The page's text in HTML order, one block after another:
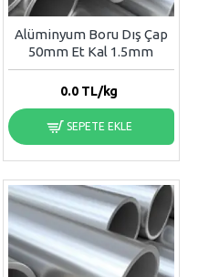
Alüminyum Boru Dış Çap
50mm Et Kal 1.5mm
0.0TL/kg
SEPETE EKLE